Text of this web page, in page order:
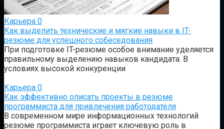
Карьера 0
Как выделить технические и мягкие навыки в IT-
резюме для успешного собеседования
При подготовке IT-резюме особое внимание уделяется
правильному выделению навыков кандидата. В
условиях высокой конкуренции
Карьера 0
Как эффективно описать проекты в резюме
программиста для привлечения работодателя
В современном мире информационных технологий
резюме программиста играет ключевую роль в